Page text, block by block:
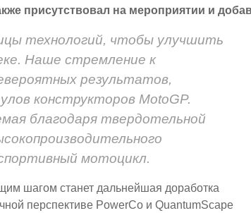
присутствовал на мероприятии и
технологий, чтобы улучшить
Наше стремление к
результатов,
конструкторов MotoGP.
благодаря твердотельной
мотоцикл.
шагом станет дальнейшая доработка
перспективе PowerCo и QuantumScape